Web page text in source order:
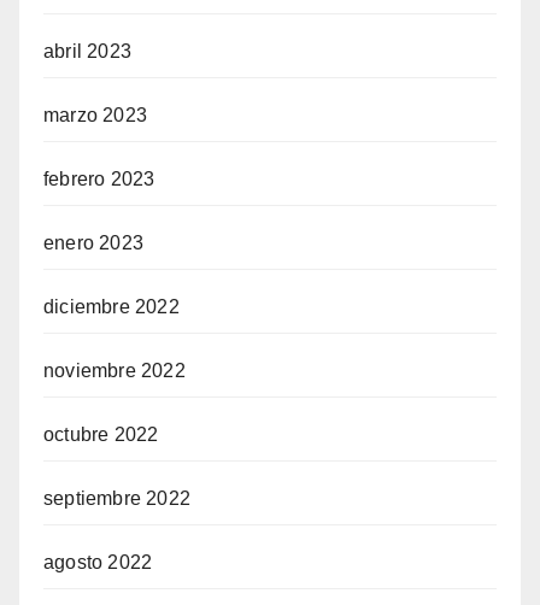
abril 2023
marzo 2023
febrero 2023
enero 2023
diciembre 2022
noviembre 2022
octubre 2022
septiembre 2022
agosto 2022